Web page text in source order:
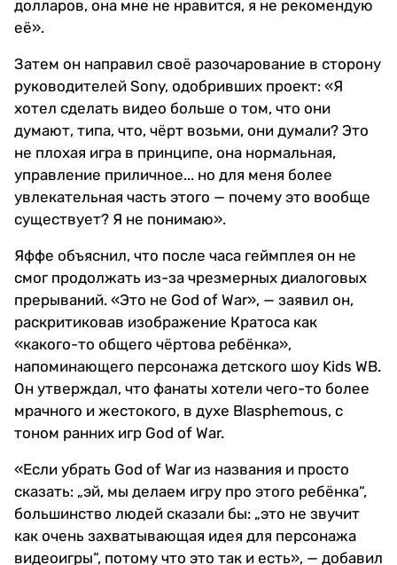
долларов, она мне не нравится, я не рекомендую
её».
Затем он направил своё разочарование в сторону
руководителей Sony, одобривших проект: «Я
хотел сделать видео больше о том, что они
думают, типа, что, чёрт возьми, они думали? Это
не плохая игра в принципе, она нормальная,
управление приличное... но для меня более
увлекательная часть этого — почему это вообще
существует? Я не понимаю».
Яффе объяснил, что после часа геймплея он не
смог продолжать из-за чрезмерных диалоговых
прерываний. «Это не God of War», — заявил он,
раскритиковав изображение Кратоса как
«какого-то общего чёртова ребёнка»,
напоминающего персонажа детского шоу Kids WB.
Он утверждал, что фанаты хотели чего-то более
мрачного и жестокого, в духе Blasphemous, с
тоном ранних игр God of War.
«Если убрать God of War из названия и просто
сказать: „эй, мы делаем игру про этого ребёнка“,
большинство людей сказали бы: „это не звучит
как очень захватывающая идея для персонажа
видеоигры“, потому что это так и есть», — добавил